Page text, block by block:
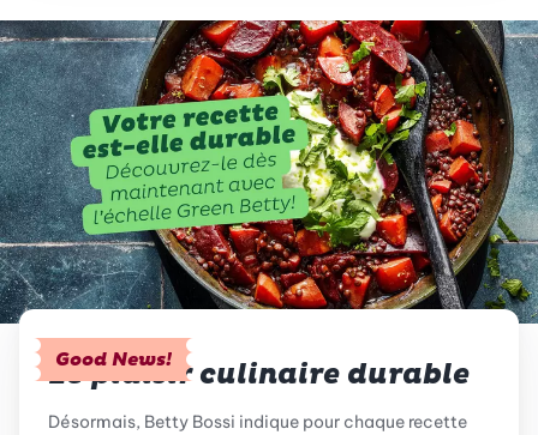
Good News!
Le plaisir culinaire durable
Désormais, Betty Bossi indique pour chaque recette